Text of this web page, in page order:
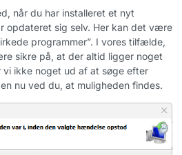
når du har installeret et nyt
opdateret sig selv. Her kan det være
programmer”. I vores tilfælde,
sikre på, at der altid ligger noget
vi ikke noget ud af at søge efter
nu ved du, at muligheden findes.